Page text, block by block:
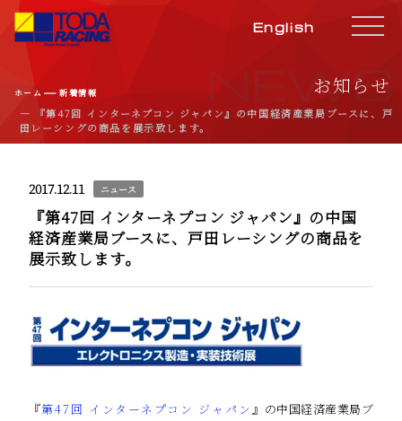
English
お知らせ
NEWS
ホーム ― 新着情報
― 『第47回 インターネプコン ジャパン』の中国経済産業局ブースに、戸
田レーシングの商品を展示致します。
2017.12.11 ニュース
『第47回 インターネプコン ジャパン』の中国
経済産業局ブースに、戸田レーシングの商品を
展示致します。
『第47回 インターネプコン ジャパン』の中国経済産業局ブ